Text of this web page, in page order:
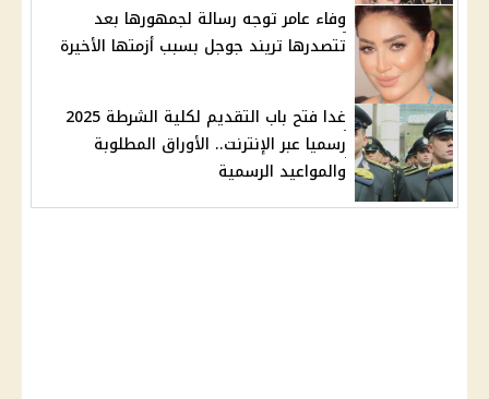
وفاء عامر توجه رسالة لجمهورها بعد
تتصدرها تريند جوجل بسبب أزمتها الأخيرة
غدا فتح باب التقديم لكلية الشرطة 2025
رسميا عبر الإنترنت.. الأوراق المطلوبة
والمواعيد الرسمية